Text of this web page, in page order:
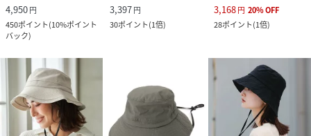
4,950円
450ポイント(10%ポイント
バック)
3,397円
30ポイント(1倍)
3,168円 20%OFF
28ポイント(1倍)